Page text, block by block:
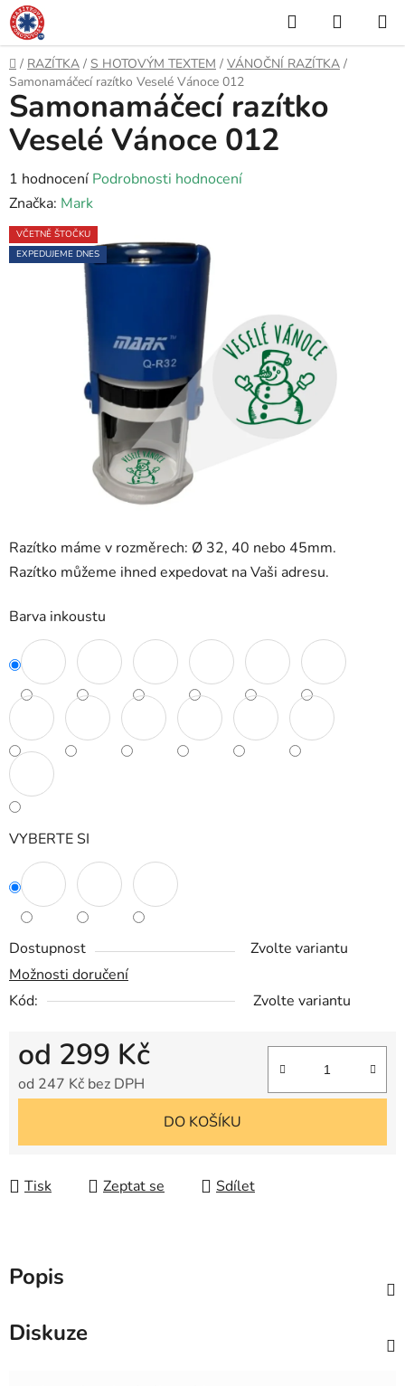
Přejít
na
obsah
Hledat
KOŠÍK
Domů
/ RAZÍTKA / S HOTOVÝM TEXTEM / VÁNOČNÍ RAZÍTKA /
Samonamáčecí razítko Veselé Vánoce 012
Razítko máme v rozměrech: Ø 32, 40 nebo 45mm.
Razítko můžeme ihned expedovat na Vaši adresu.
Barva inkoustu
VYBERTE SI
Dostupnost
Zvolte variantu
Možnosti doručení
Kód:
Zvolte variantu
od 299 Kč
od 247 Kč bez DPH
DO KOŠÍKU
Tisk Zeptat se Sdílet
Samonamáčecí razítko
Veselé Vánoce 012
Průměrné
hodnocení
produktu
je
1 hodnocení Podrobnosti hodnocení
Značka: Mark
VČETNĚ ŠTOČKU
EXPEDUJEME DNES
Popis
Diskuze